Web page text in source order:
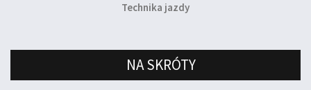
Technika jazdy
NA SKRÓTY